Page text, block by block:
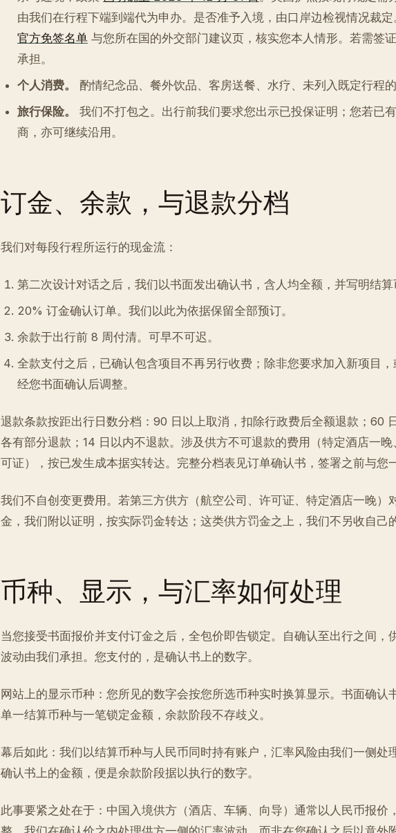
由我们在行程下端到端代为申办。是否准予入境，由口岸边检视情况裁
官方免签名单 与您所在国的外交部门建议页，核实您本人情形。若需签
承担。
个人消费。
酌情纪念品、餐外饮品、客房送餐、水疗、未列入既定行程
旅行保险。
我们不打包之。出行前我们要求您出示已投保证明；您若已
商，亦可继续沿用。
订金、余款，与退款分档
我们对每段行程所运行的现金流：
第二次设计对话之后，我们以书面发出确认书，含人均全额，并写明结
20% 订金确认订单。我们以此为依据保留全部预订。
余款于出行前 8 周付清。可早不可迟。
全款支付之后，已确认包含项目不再另行收费；除非您要求加入新项目
经您书面确认后调整。
退款条款按距出行日数分档：90 日以上取消，扣除行政费后全额退款；60
各有部分退款；14 日以内不退款。涉及供方不可退款的费用（特定酒店一
可证），按已发生成本据实转达。完整分档表见订单确认书，签署之前与您
我们不自创变更费用。若第三方供方（航空公司、许可证、特定酒店一晚）
金，我们附以证明，按实际罚金转达；这类供方罚金之上，我们不另收自己
币种、显示，与汇率如何处理
当您接受书面报价并支付订金之后，全包价即告锁定。自确认至出行之间，
波动由我们承担。您支付的，是确认书上的数字。
网站上的显示币种：您所见的数字会按您所选币种实时换算显示。书面确认
单一结算币种与一笔锁定金额，余款阶段不存歧义。
幕后如此：我们以结算币种与人民币同时持有账户，汇率风险由我们一侧处
确认书上的金额，便是余款阶段据以执行的数字。
此事要紧之处在于：中国入境供方（酒店、车辆、向导）通常以人民币报价